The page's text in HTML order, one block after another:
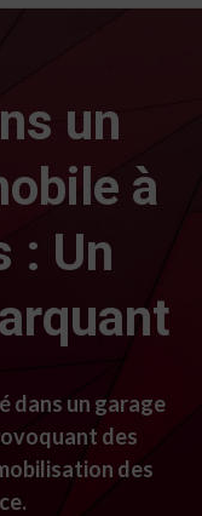
un
à
: Un
dans un garage
des
des